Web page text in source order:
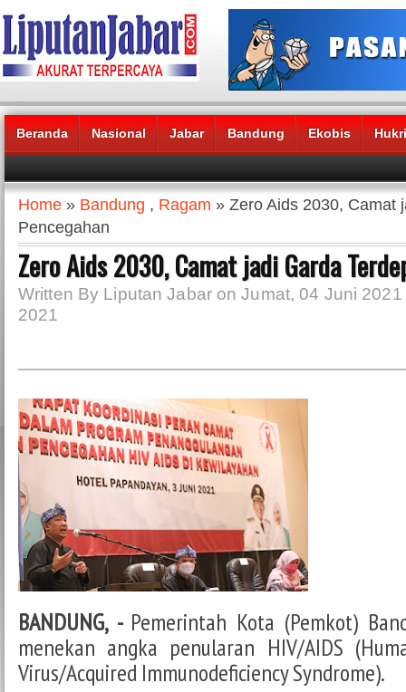
Beranda Nasional Jabar Bandung Ekobis
Headlines News :
Home » Bandung , Ragam » Zero Aids 2030, Camat
Pencegahan
Zero Aids 2030, Camat jadi Garda
Written By Liputan Jabar on Jumat, 04 Juni
2021
BANDUNG, - Pemerintah Kota (Pemkot)
menekan angka penularan HIV/AIDS
Virus/Acquired Immunodeficiency Syndrome).